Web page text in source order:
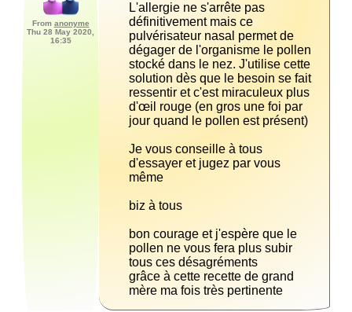
From anonyme
Thu 28 May 2020,
16:35
L'allergie ne s'arrête pas
définitivement mais ce
pulvérisateur nasal permet de
dégager de l'organisme le pollen
stocké dans le nez. J'utilise cette
solution dès que le besoin se fait
ressentir et c'est miraculeux plus
d'œil rouge (en gros une foi par
Je vous conseille à tous
d'essayer et jugez par vous
bon courage et j'espère que le
pollen ne vous fera plus subir
grâce à cette recette de grand
mère ma fois très pertinente